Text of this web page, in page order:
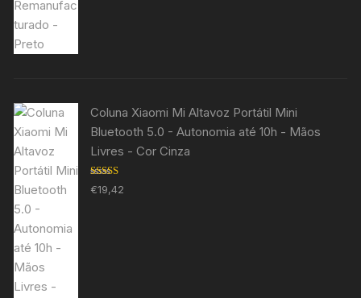
Coluna Xiaomi Mi Altavoz Portátil Mini
Bluetooth 5.0 - Autonomia até 10h - Mãos
Livres - Cor Cinza
Avaliação
5.00de 5
€19,42